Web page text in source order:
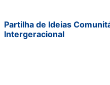
Partilha de Ideias
Intergeracional